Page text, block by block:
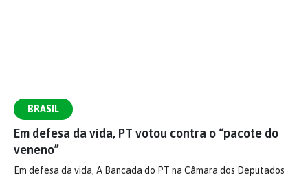
BRASIL
Em defesa da vida, PT votou contra o “pacote do
veneno”
Em defesa da vida, A Bancada do PT na Câmara dos Deputados